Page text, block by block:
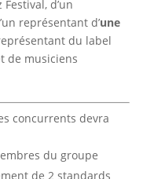
d’un
représentant d’une
du label
de musiciens
concurrents devra
du groupe
de 2 standards